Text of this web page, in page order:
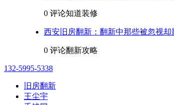
0 评论知道装修
西安旧房翻新：翻新中那些被忽视
0 评论翻新攻略
132-5995-5338
旧房翻新
王尘宇